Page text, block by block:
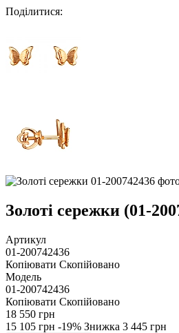
Поділитися:
Золоті сережки (01-
Артикул
01-200742436
Копіювати Скопійовано
Модель
01-200742436
Копіювати Скопійовано
18 550 грн
15 105 грн -19% Знижка 3 445 грн